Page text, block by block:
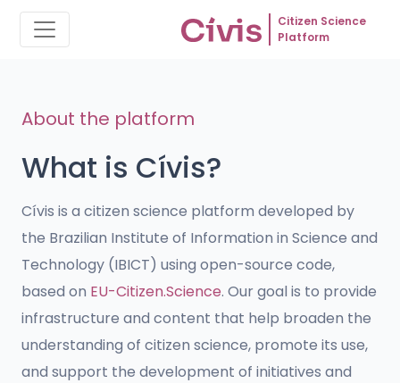
Citizen Science
Platform
About the platform
What is Cívis?
Cívis is a citizen science platform developed by
the Brazilian Institute of Information in Science and
Technology (IBICT) using open-source code,
based on EU-Citizen.Science. Our goal is to provide
infrastructure and content that help broaden the
understanding of citizen science, promote its use,
and support the development of initiatives and